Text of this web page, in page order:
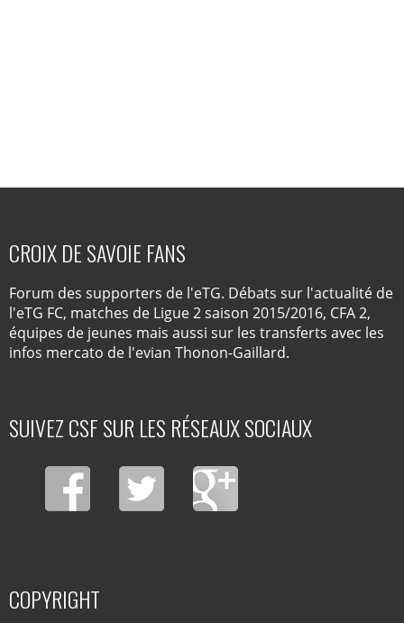
CROIX DE SAVOIE FANS
Forum des supporters de l'eTG. Débats sur l'actualité de
l'eTG FC, matches de Ligue 2 saison 2015/2016, CFA 2,
équipes de jeunes mais aussi sur les transferts avec les
infos mercato de l'evian Thonon-Gaillard.
SUIVEZ CSF SUR LES RÉSEAUX SOCIAUX
COPYRIGHT